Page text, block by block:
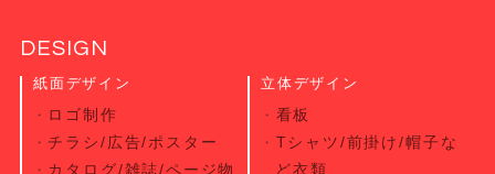
DESIGN
紙面デザイン
ロゴ制作
チラシ/広告/ポスター
カタログ/雑誌/ページ物
立体デザイン
看板
Tシャツ/前掛け/帽子な
ど衣類